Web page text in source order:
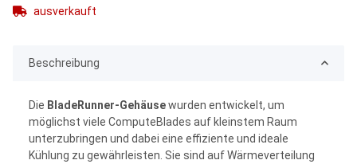
ausverkauft
Beschreibung
Die BladeRunner-Gehäusewurden entwickelt, um
möglichst viele ComputeBlades auf kleinstem Raum
unterzubringen und dabei eine effiziente und ideale
Kühlung zu gewährleisten. Sie sind auf Wärmeverteilung